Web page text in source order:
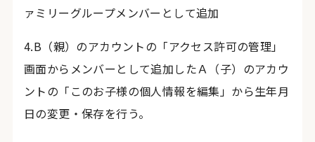
ァミリーグループメンバーとして追加
4.B（親）のアカウントの「アクセス許可の管理」
画面からメンバーとして追加したＡ（子）のアカウ
ントの「このお子様の個人情報を編集」から生年月
日の変更・保存を行う。